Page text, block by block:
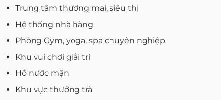
Trung tâm thương mại, siêu thị
Hệ thống nhà hàng
Phòng Gym, yoga, spa chuyên nghiệp
Khu vui chơi giải trí
Hồ nước mặn
Khu vực thưởng trà